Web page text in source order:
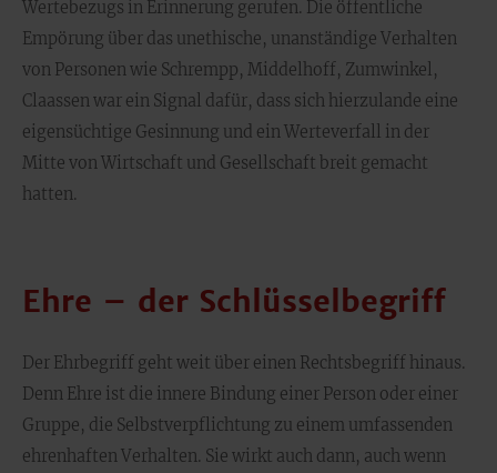
Wertebezugs in Erinnerung gerufen. Die öffentliche
Empörung über das unethische, unanständige Verhalten
von Personen wie Schrempp, Middelhoff, Zumwinkel,
Claassen war ein Signal dafür, dass sich hierzulande eine
eigensüchtige Gesinnung und ein Werteverfall in der
Mitte von Wirtschaft und Gesellschaft breit gemacht
hatten.
Ehre – der Schlüsselbegriff
Der Ehrbegriff geht weit über einen Rechtsbegriff hinaus.
Denn Ehre ist die innere Bindung einer Person oder einer
Gruppe, die Selbstverpflichtung zu einem umfassenden
ehrenhaften Verhalten. Sie wirkt auch dann, auch wenn